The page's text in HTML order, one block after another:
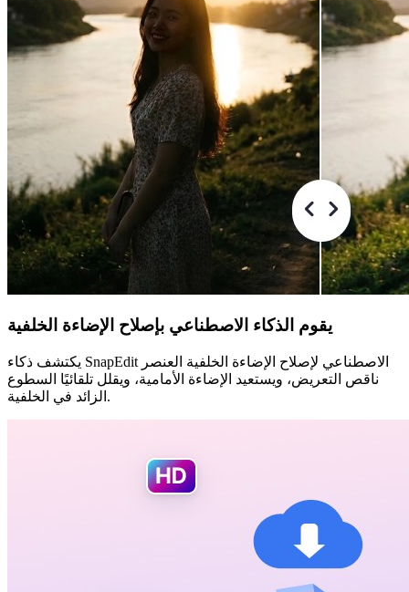
يقوم الذكاء الاصطناعي بإصلاح الإضاءة الخلفية
يكتشف ذكاء SnapEdit الاصطناعي لإصلاح الإضاءة الخلفية العنصر
ناقص التعريض، ويستعيد الإضاءة الأمامية، ويقلل تلقائيًا السطوع
الزائد في الخلفية.